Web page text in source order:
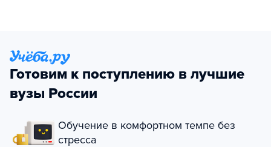
Готовим к поступлению в лучшие
вузы России
Обучение в комфортном темпе без
стресса